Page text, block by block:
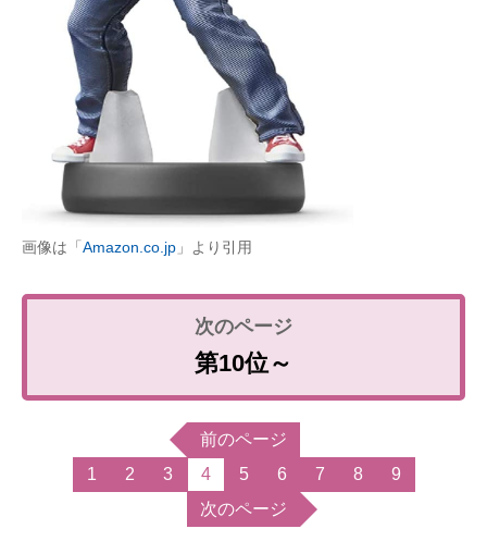
画像は「 Amazon.co.jp 」より引用
第10位～
前のページ
1
2 3 4 5 6 7 8
9
次のページ